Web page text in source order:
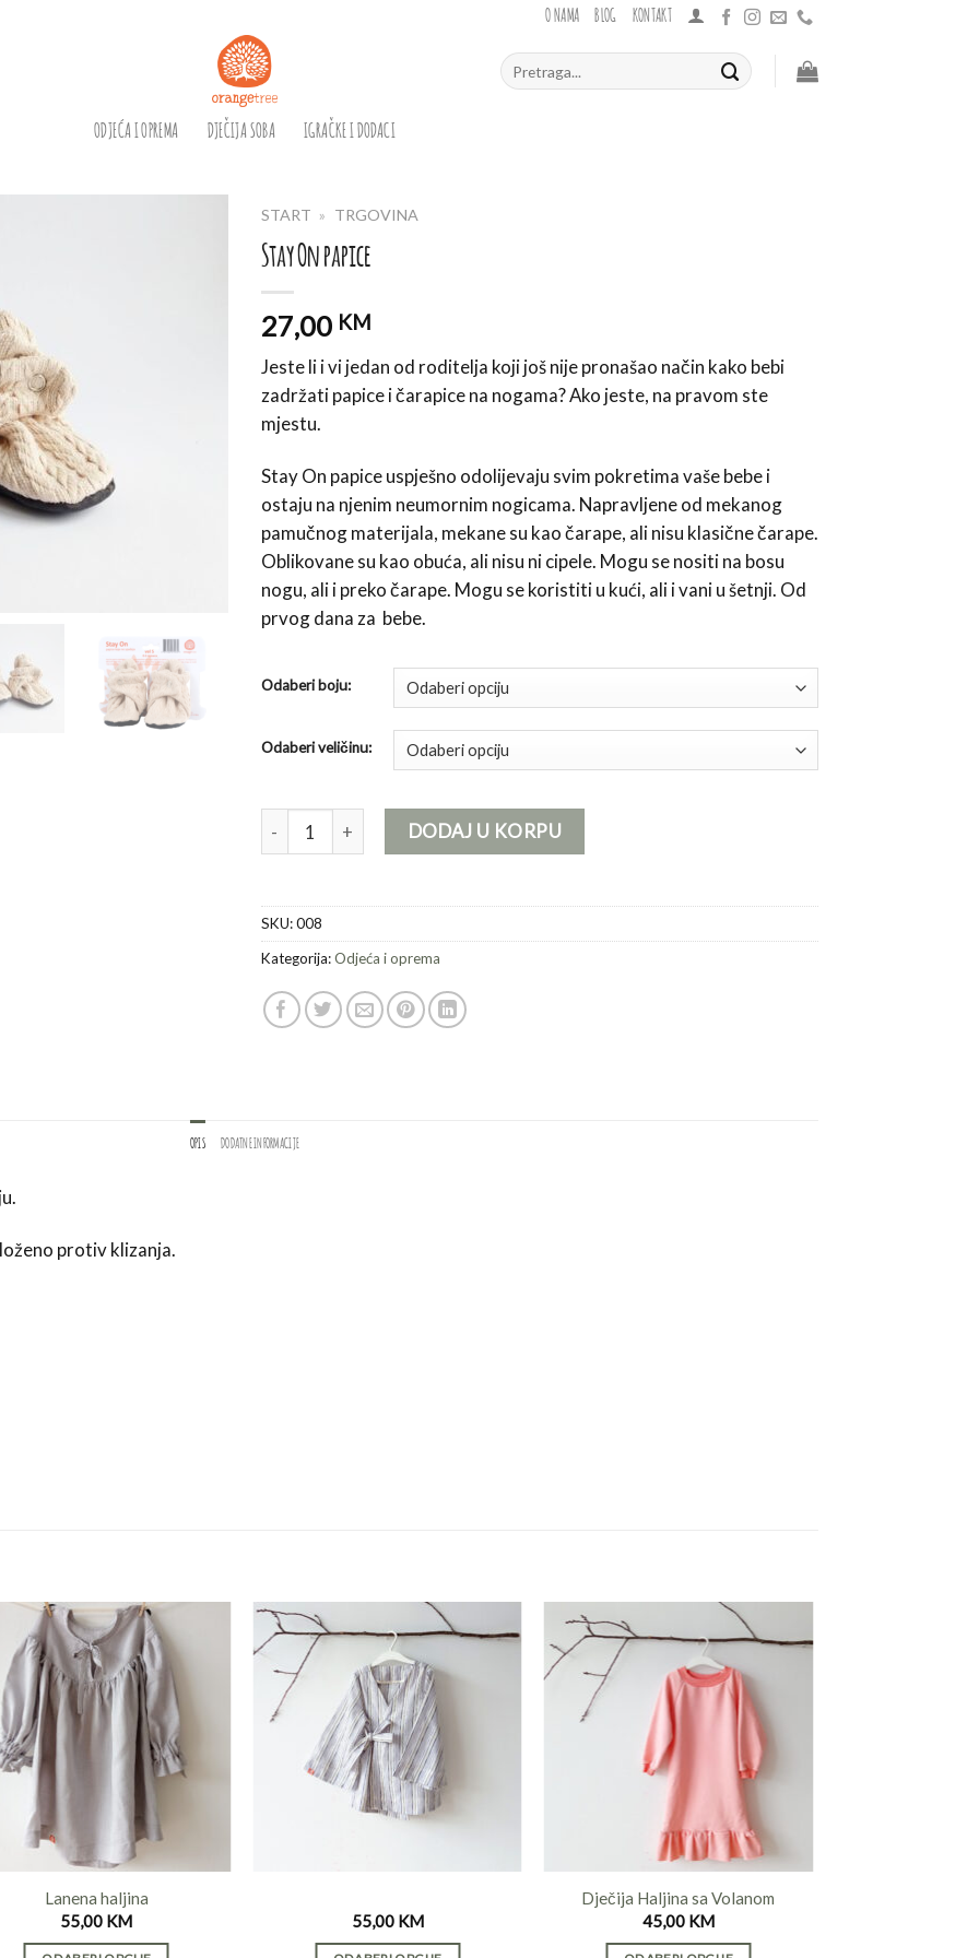
O NAMA BLOG KONTAKT
Pretraži:
ODJEĆA I OPREMA DJEČIJA SOBA IGRAČKE I DODACI
START » TRGOVINA
Stay On papice
27,00 KM
Jeste li i vi jedan od roditelja koji još nije pronašao način kako bebi
zadržati papice i čarapice na nogama? Ako jeste, na pravom ste
mjestu.
Stay On papice uspješno odolijevaju svim pokretima vaše bebe i
ostaju na njenim neumornim nogicama. Napravljene od mekanog
pamučnog materijala, mekane su kao čarape, ali nisu klasične čarape.
Oblikovane su kao obuća, ali nisu ni cipele. Mogu se nositi na bosu
nogu, ali i preko čarape. Mogu se koristiti u kući, ali i vani u šetnji. Od
prvog dana za bebe.
Odaberi boju:
Odaberi veličinu:
Stay On papice količinaDODAJ U KORPU
SKU:008
Kategorija:Odjeća i oprema
OPIS DODATNE INFORMACIJE
protiv klizanja.
Lanena haljina
55,00 KM 55,00 KM
Dječija Haljina sa Volanom
45,00 KM